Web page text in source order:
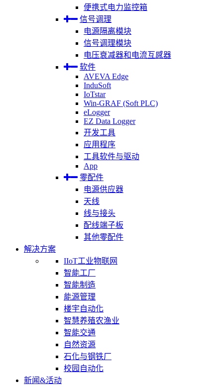
便携式电力监控箱
信号调理
电源隔离模块
信号调理模块
电压衰减器和电流互感器
软件
AVEVA Edge
InduSoft
IoTstar
Win-GRAF (Soft PLC)
eLogger
EZ Data Logger
开发工具
应用程序
工具软件与驱动
App
零配件
电源供应器
天线
线与接头
配线端子板
其他零配件
解决方案
IIoT工业物联网
智能工厂
智能制造
能源管理
楼宇自动化
智慧养殖农渔业
智能交通
自然资源
石化与钢铁厂
校园自动化
新闻&活动